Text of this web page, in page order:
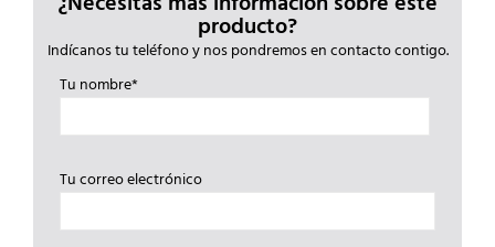
producto?
Indícanos tu teléfono y nos pondremos en contacto contigo.
Tu nombre*
Tu correo electrónico